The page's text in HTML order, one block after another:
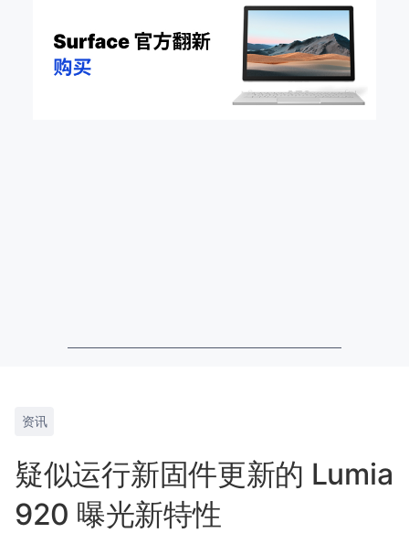
资讯
疑似运行新固件更新的 Lumia
920 曝光新特性